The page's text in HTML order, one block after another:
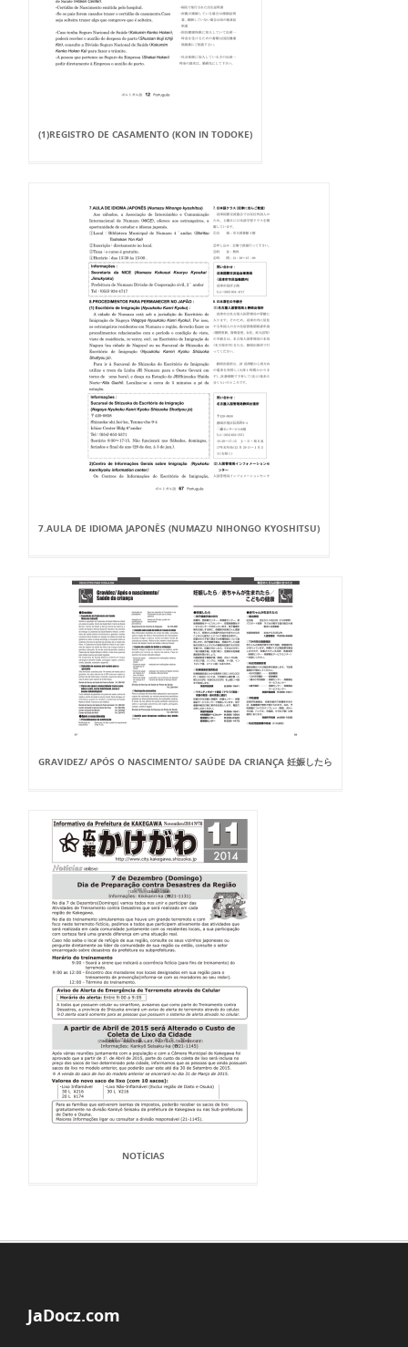
(1)REGISTRO DE CASAMENTO (KON IN TODOKE)
7.AULA DE IDIOMA JAPONÊS (NUMAZU NIHONGO KYOSHITSU)
GRAVIDEZ/ APÓS O NASCIMENTO/ SAÚDE DA CRIANÇA 妊娠したら
NOTÍCIAS
JaDocz.com